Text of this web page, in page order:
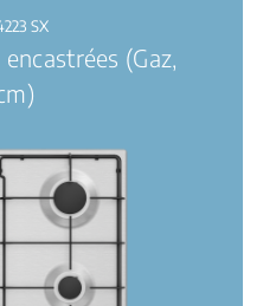
SX
(Gaz,